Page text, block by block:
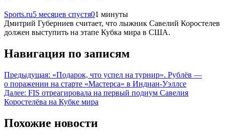
Sports.ru5 месяцев спустя01 минуты
Дмитрий Губерниев считает, что лыжник Савелий Коростелев
должен выступить на этапе Кубка мира в США.
Навигация по записям
Предыдущая: «Подарок, что успел на турнир». Рублёв —
о поражении на старте «Мастерса» в Индиан-Уэллсе
Далее: FIS отреагировала на первый подиум Савелия
Коростелёва на Кубке мира
Похожие новости